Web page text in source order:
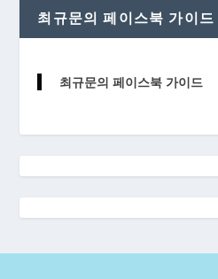
최규문의 페이스북 가이드
최규문의 페이스북 가이드